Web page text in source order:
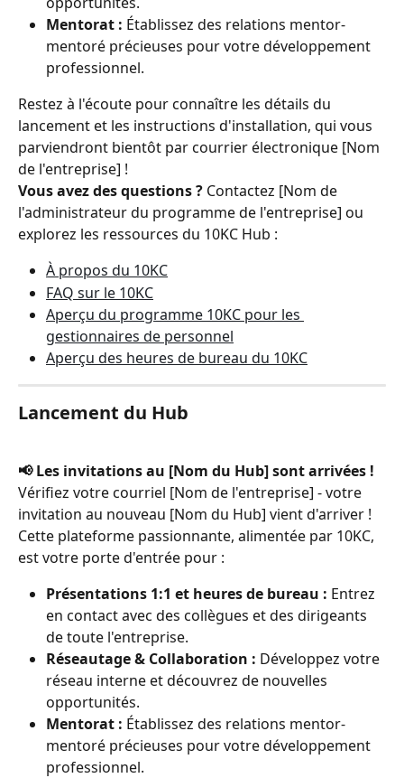
Mentorat : Établissez des relations mentor-
mentoré précieuses pour votre développement
professionnel.
Restez à l'écoute pour connaître les détails du
lancement et les instructions d'installation, qui vous
parviendront bientôt par courrier électronique [Nom
de l'entreprise] !
Vous avez des questions ? Contactez [Nom de
l'administrateur du programme de l'entreprise] ou
explorez les ressources du 10KC Hub :
À propos du 10KC
FAQ sur le 10KC
Aperçu du programme 10KC pour les
gestionnaires de personnel
Aperçu des heures de bureau du 10KC
Lancement du Hub
📢 Les invitations au [Nom du Hub] sont arrivées !
Vérifiez votre courriel [Nom de l'entreprise] - votre
invitation au nouveau [Nom du Hub] vient d'arriver !
Cette plateforme passionnante, alimentée par 10KC,
est votre porte d'entrée pour :
Présentations 1:1 et heures de bureau : Entrez
en contact avec des collègues et des dirigeants
de toute l'entreprise.
Réseautage & Collaboration : Développez votre
réseau interne et découvrez de nouvelles
opportunités.
Mentorat : Établissez des relations mentor-
mentoré précieuses pour votre développement
professionnel.